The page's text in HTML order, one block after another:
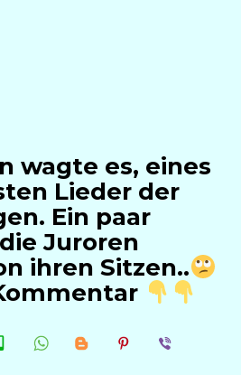
wagte es, eines
Lieder der
Ein paar
Juroren
ihren Sitzen..